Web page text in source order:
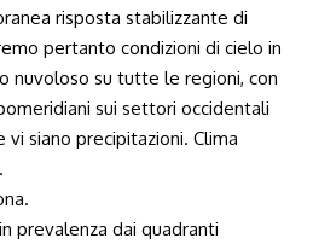
risposta stabilizzante di
pertanto condizioni di cielo in
nuvoloso su tutte le regioni, con
sui settori occidentali
vi siano precipitazioni. Clima
prevalenza dai quadranti